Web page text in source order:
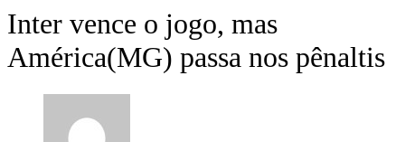
Inter vence o jogo, mas
América(MG) passa nos pênaltis